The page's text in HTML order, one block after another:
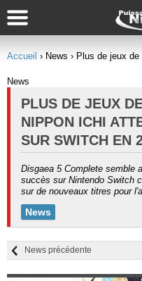
Accueil › News › Plus de jeux
News
PLUS DE JEUX
NIPPON ICHI
SUR SWITCH EN
Disgaea 5 Complete semble
succès sur Nintendo Switch
sur de nouveaux titres pour
News
News précédente